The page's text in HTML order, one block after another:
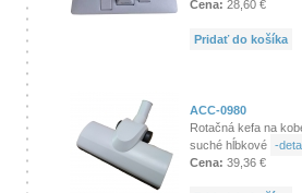
Cena: 28,60 €
Pridať do košíka
ACC-0980
Rotačná kefa na
suché hĺbkové -
Cena: 39,36 €